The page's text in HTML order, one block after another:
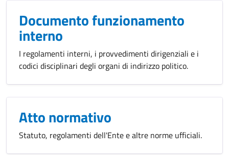
Documento funzionamento
interno
I regolamenti interni, i provvedimenti dirigenziali e i
codici disciplinari degli organi di indirizzo politico.
Atto normativo
Statuto, regolamenti dell'Ente e altre norme ufficiali.